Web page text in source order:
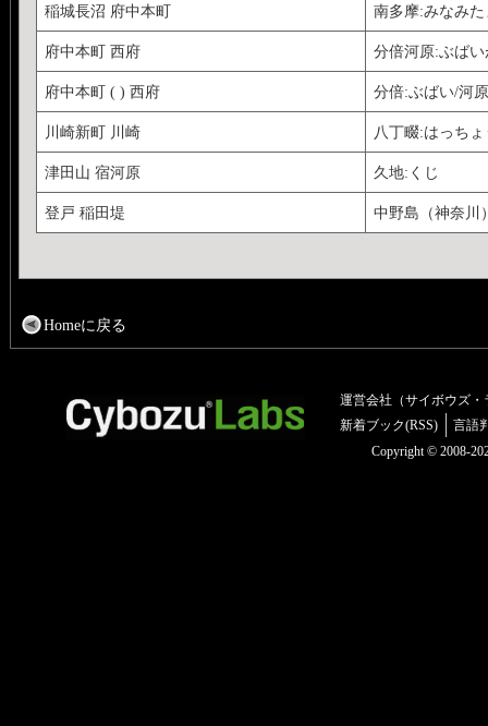
稲城長沼 府中本町 南多摩:みなみた
府中本町 西府 分倍河原:ぶば
府中本町 ( ) 西府 分倍:ぶばい/河
川崎新町 川崎 八丁畷:はっち
津田山 宿河原 久地:くじ
登戸 稲田堤 中野島（神奈川
Homeに戻る
運営会社（サイボウズ・
新着ブック(RSS)
言語
Copyright © 2008-